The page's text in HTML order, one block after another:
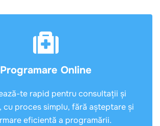
Programare Online
te rapid pentru consultații și
cu proces simplu, fără așteptare și
eficientă a programării.